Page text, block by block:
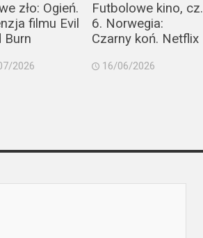
zło: Ogień.
filmu Evil
Burn
2026
Futbolowe kino, cz.
6. Norwegia:
Czarny koń. Netflix
16/06/2026